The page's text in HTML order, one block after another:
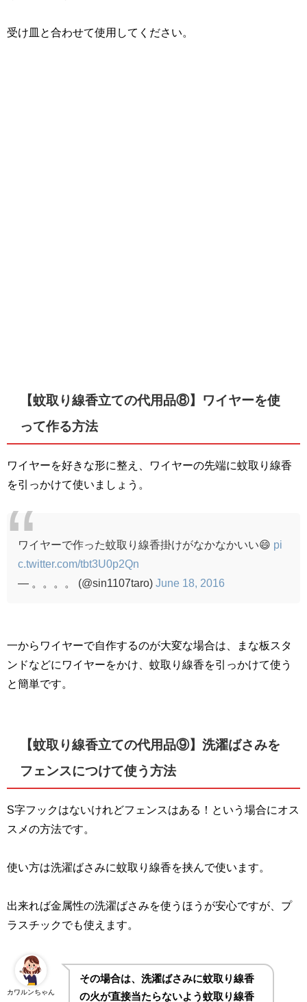
受け皿と合わせて使用してください。
【蚊取り線香立ての代用品⑧】ワイヤーを使
って作る方法
ワイヤーを好きな形に整え、ワイヤーの先端に蚊取り線香
を引っかけて使いましょう。
ワイヤーで作った蚊取り線香掛けがなかなかいい😄 pi
c.twitter.com/tbt3U0p2Qn
— 。。。。 (@sin1107taro) June 18, 2016
一からワイヤーで自作するのが大変な場合は、まな板スタ
ンドなどにワイヤーをかけ、蚊取り線香を引っかけて使う
と簡単です。
【蚊取り線香立ての代用品⑨】洗濯ばさみを
フェンスにつけて使う方法
S字フックはないけれどフェンスはある！という場合にオス
スメの方法です。
使い方は洗濯ばさみに蚊取り線香を挟んで使います。
出来れば金属性の洗濯ばさみを使うほうが安心ですが、プ
ラスチックでも使えます。
カワルンちゃん
その場合は、洗濯ばさみに蚊取り線香
の火が直接当たらないよう蚊取り線香